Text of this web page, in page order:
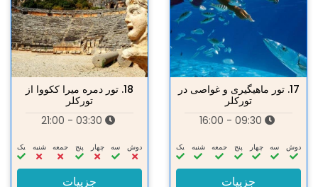
17. تور ماهیگیری و غواصی در
تورکلر
دوش سه‌ چهار پنج جمعه شنبه یک
جزییات
18. تور دمره میرا ککووا از
تورکلر
دوش سه‌ چهار پنج جمعه شنبه یک
جزییات